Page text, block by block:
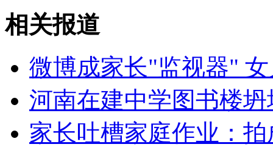
无痛分娩是否安全 医生回应
外交部：反对强权政治霸凌主义
外交部：有关国家言论片面不公正
相关报道
微博成家长"监视器"
河南在建中学图书楼坍
家长吐槽家庭作业：